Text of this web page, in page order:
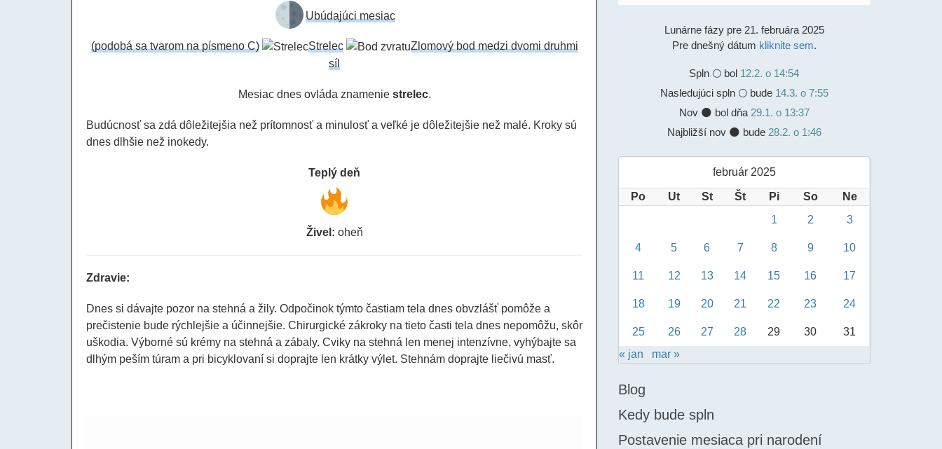
Ubúdajúci mesiac
(podobá sa tvarom na písmeno C) Strelec
Zlomový bod medzi dvomi druhmi
síl
Mesiac dnes ovláda znamenie strelec.
Budúcnosť sa zdá dôležitejšia než prítomnosť a minulosť a veľké je dôležitejšie než malé. Kroky sú
dnes dlhšie než inokedy.
Teplý deň
Živel: oheň
Zdravie:
Dnes si dávajte pozor na stehná a žily. Odpočinok týmto častiam tela dnes obvzlášť pomôže a
prečistenie bude rýchlejšie a účinnejšie. Chirurgické zákroky na tieto časti tela dnes nepomôžu, skôr
uškodia. Výborné sú krémy na stehná a zábaly. Cviky na stehná len menej intenzívne, vyhýbajte sa
dlhým peším túram a pri bicyklovaní si doprajte len krátky výlet. Stehnám doprajte liečivú masť.
Lunárne fázy pre 21. februára 2025
Pre dnešný dátum kliknite sem.
Spln 🌕 bol 12.2. o 14:54
Nasledujúci spln 🌕 bude 14.3. o 7:55
Nov 🌑 bol dňa29.1. o 13:37
Najbližší nov 🌑 bude 28.2. o 1:46
február 2025
Po Ut St Št Pi So
Ne
1
2 3
4 5 6 7 8 9 10
11 12 13 14 15 16 17
18 19 20 21 22 23 24
25 26 27 28 29 30
31
« jan
mar »
Blog
Kedy bude spln
Postavenie mesiaca pri narodení